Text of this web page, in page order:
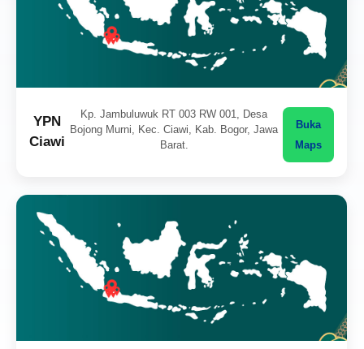
YPN
Ciawi
Kp. Jambuluwuk RT 003 RW 001, Desa
Bojong Murni, Kec. Ciawi, Kab. Bogor, Jawa
Barat.
Buka
Maps